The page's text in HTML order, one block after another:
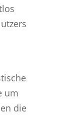
um
die